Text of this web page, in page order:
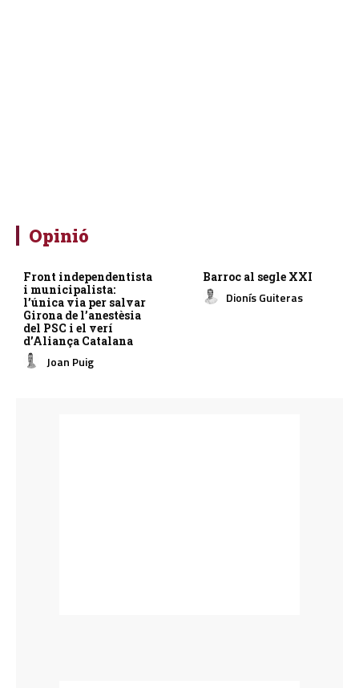
Opinió
Front independentista
i municipalista:
l’única via per salvar
Girona de l’anestèsia
del PSC i el verí
d’Aliança Catalana
Joan Puig
Barroc al segle XXI
Dionís Guiteras